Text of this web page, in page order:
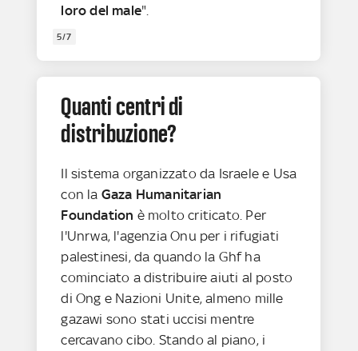
loro del male".
5/7
Quanti centri di
distribuzione?
Il sistema organizzato da Israele e Usa
con la Gaza Humanitarian
Foundation è molto criticato. Per
l'Unrwa, l'agenzia Onu per i rifugiati
palestinesi, da quando la Ghf ha
cominciato a distribuire aiuti al posto
di Ong e Nazioni Unite, almeno mille
gazawi sono stati uccisi mentre
cercavano cibo. Stando al piano, i